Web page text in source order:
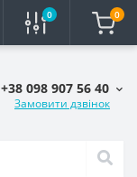
0 0
+38 098 907 56 40
Замовити дзвінок